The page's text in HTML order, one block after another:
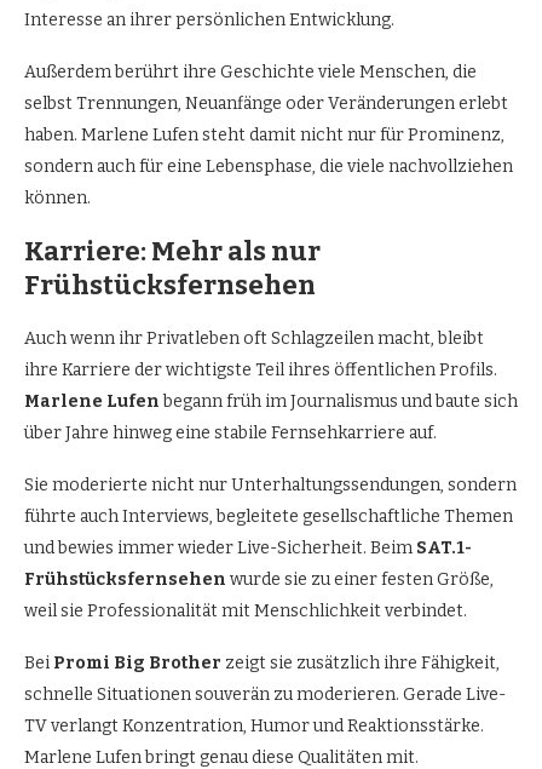
Interesse an ihrer persönlichen Entwicklung.
Außerdem berührt ihre Geschichte viele Menschen, die
selbst Trennungen, Neuanfänge oder Veränderungen erlebt
haben. Marlene Lufen steht damit nicht nur für Prominenz,
sondern auch für eine Lebensphase, die viele nachvollziehen
können.
Karriere: Mehr als nur
Frühstücksfernsehen
Auch wenn ihr Privatleben oft Schlagzeilen macht, bleibt
ihre Karriere der wichtigste Teil ihres öffentlichen Profils.
Marlene Lufenbegann früh im Journalismus und baute sich
über Jahre hinweg eine stabile Fernsehkarriere auf.
Sie moderierte nicht nur Unterhaltungssendungen, sondern
führte auch Interviews, begleitete gesellschaftliche Themen
und bewies immer wieder Live-Sicherheit. Beim SAT.1-
Frühstücksfernsehen wurde sie zu einer festen Größe,
weil sie Professionalität mit Menschlichkeit verbindet.
Bei Promi Big Brother zeigt sie zusätzlich ihre Fähigkeit,
schnelle Situationen souverän zu moderieren. Gerade Live-
TV verlangt Konzentration, Humor und Reaktionsstärke.
Marlene Lufen bringt genau diese Qualitäten mit.